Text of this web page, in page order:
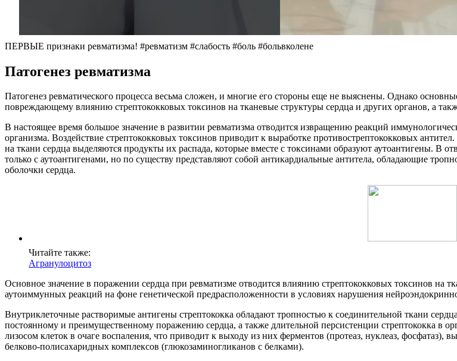
ПЕРВЫЕ признаки ревматизма! #ревматизм #слабость #боль #больвколене
Патогенез ревматизма
Патогенез ревматического процесса весьма сложен, и многие его стороны еще не выяснены. Однако
повреждающему влиянию стрептококковых токсинов на тканевые структуры сердца и других органов, а
В настоящее время большое значение в развитии ревматизма отводится извращению реакций
организма. Воздействие стрептококковых токсинов приводит к выработке противострептококковых
на ткани сердца выделяются продукты их распада, которые вместе с токсинами образуют аутоантигены. В
только с аутоантигенами, но по существу представляют собой антикардиальные антитела, обладающие
оболочки сердца.
Читайте также:
Агранулоцитоз
Основное значение в поражении сердца при ревматизме отводится влиянию стрептококковых токсинов на
аутоиммунных реакций на фоне генетической предрасположенности в условиях нарушения
Внутриклеточные растворимые антигены стрептококка обладают тропностью к соединительной ткани
постоянному и преимущественному поражению сердца, а также длительной персистенции стрептококка в
лизосом клеток в очаге воспаления, что приводит к выходу из них ферментов (протеаз, нуклеаз,
белково-полисахаридных комплексов (глюкозаминогликанов с белками).